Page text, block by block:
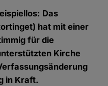
Das
hat mit einer
für die
Kirche
in Kraft.